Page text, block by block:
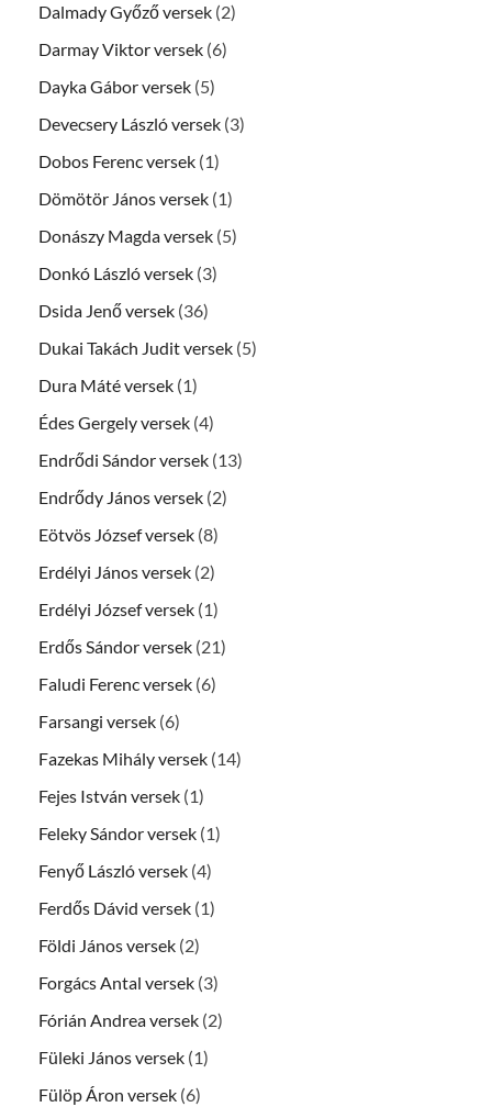
Dalmady Győző versek (2)
Darmay Viktor versek (6)
Dayka Gábor versek (5)
Devecsery László versek (3)
Dobos Ferenc versek (1)
Dömötör János versek (1)
Donászy Magda versek (5)
Donkó László versek (3)
Dsida Jenő versek (36)
Dukai Takách Judit versek (5)
Dura Máté versek (1)
Édes Gergely versek (4)
Endrődi Sándor versek (13)
Endrődy János versek (2)
Eötvös József versek (8)
Erdélyi János versek (2)
Erdélyi József versek (1)
Erdős Sándor versek (21)
Faludi Ferenc versek (6)
Farsangi versek (6)
Fazekas Mihály versek (14)
Fejes István versek (1)
Feleky Sándor versek (1)
Fenyő László versek (4)
Ferdős Dávid versek (1)
Földi János versek (2)
Forgács Antal versek (3)
Fórián Andrea versek (2)
Füleki János versek (1)
Fülöp Áron versek (6)